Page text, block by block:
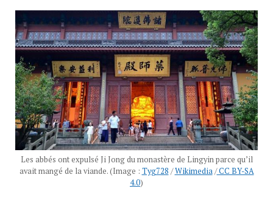
Les abbés ont expulsé Ji Jong du monastère de Lingyin parce qu’il
avait mangé de la viande. (Image : Tyg728 /Wikimedia/CC BY-SA
4.0)